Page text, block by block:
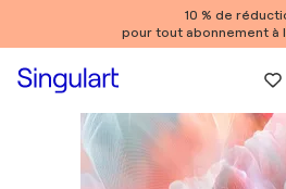
10 % de
pour tout abonnement à